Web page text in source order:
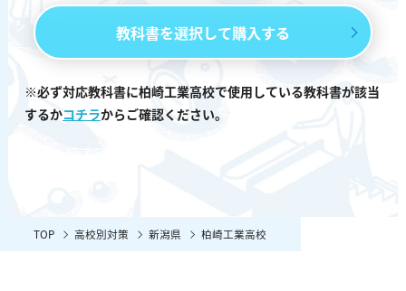
教科書を選択して購入する
※必ず対応教科書に柏崎工業高校で使用している教科書が該当
するかコチラからご確認ください。
TOP 高校別対策 新潟県 柏崎工業高校